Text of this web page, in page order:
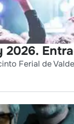
Ferial de